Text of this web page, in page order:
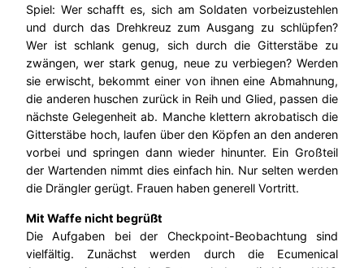
Spiel: Wer schafft es, sich am Soldaten vorbeizustehlen
und durch das Drehkreuz zum Ausgang zu schlüpfen?
Wer ist schlank genug, sich durch die Gitterstäbe zu
zwängen, wer stark genug, neue zu verbiegen? Werden
sie erwischt, bekommt einer von ihnen eine Abmahnung,
die anderen huschen zurück in Reih und Glied, passen die
nächste Gelegenheit ab. Manche klettern akrobatisch die
Gitterstäbe hoch, laufen über den Köpfen an den anderen
vorbei und springen dann wieder hinunter. Ein Großteil
der Wartenden nimmt dies einfach hin. Nur selten werden
die Drängler gerügt. Frauen haben generell Vortritt.
Mit Waffe nicht begrüßt
Die Aufgaben bei der Checkpoint-Beobachtung sind
vielfältig. Zunächst werden durch die Ecumenical